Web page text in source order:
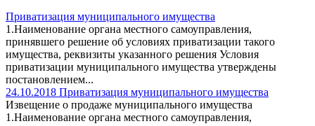
Приватизация муниципального имущества
1.Наименование органа местного самоуправления,
принявшего решение об условиях приватизации такого
имущества, реквизиты указанного решения Условия
приватизации муниципального имущества утверждены
постановлением...
24.10.2018 Приватизация муниципального имущества
Извещение о продаже муниципального имущества
1.Наименование органа местного самоуправления,